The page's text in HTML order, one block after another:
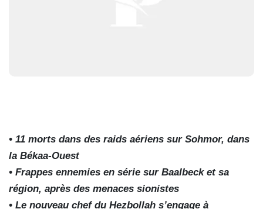
• 11 morts dans des raids aériens sur Sohmor, dans
la Békaa-Ouest
• Frappes ennemies en série sur Baalbeck et sa
région, après des menaces sionistes
• Le nouveau chef du Hezbollah s’engage à